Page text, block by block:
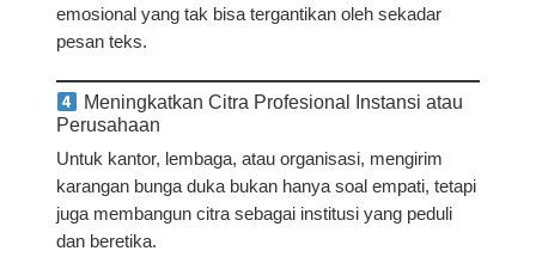
emosional yang tak bisa tergantikan oleh sekadar
pesan teks.
Meningkatkan Citra Profesional Instansi atau
Perusahaan
Untuk kantor, lembaga, atau organisasi, mengirim
karangan bunga duka bukan hanya soal empati, tetapi
juga membangun citra sebagai institusi yang peduli
dan beretika.